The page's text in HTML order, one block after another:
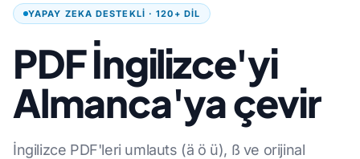
YAPAY ZEKA DESTEKLI · 120+ DIL
PDF İngilizce'yi
Almanca'ya çevir
İngilizce PDF'leri umlauts (ä ö ü), ß ve orijinal